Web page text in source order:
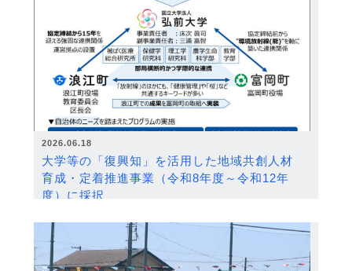
2026.06.18
大学等の「復興知」を活用した地域共創人材
育成・定着推進事業（令和8年度～令和12年
度）に採択